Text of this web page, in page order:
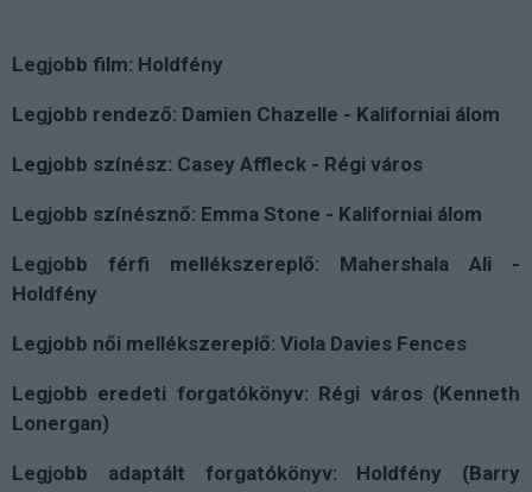
Legjobb film: Holdfény
Legjobb rendező: Damien Chazelle - Kaliforniai álom
Legjobb színész: Casey Affleck - Régi város
Legjobb színésznő: Emma Stone - Kaliforniai álom
Legjobb férfi mellékszereplő: Mahershala Ali -
Holdfény
Legjobb női mellékszereplő: Viola Davies Fences
Legjobb eredeti forgatókönyv: Régi város (Kenneth
Lonergan)
Legjobb adaptált forgatókönyv: Holdfény (Barry